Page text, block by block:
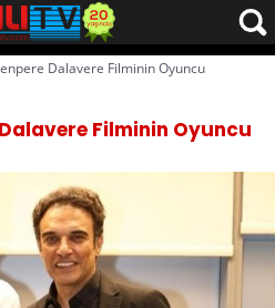
Dalavere Filminin Oyuncu
Filminin Oyuncu